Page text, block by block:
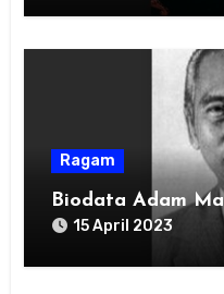
Ragam
Biodata Adam
15 April 2023